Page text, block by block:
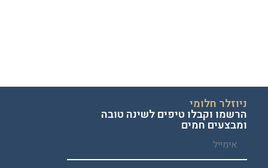
ניוזלר חלומי
הרשמו וקבלו טיפים לשינה טובה
ומבצעים חמים